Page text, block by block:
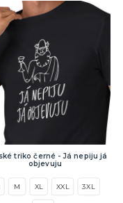
triko černé - Já nepiju já
objevuju
M XL XXL 3XL